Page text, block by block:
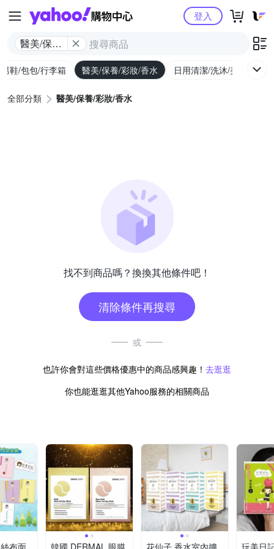
Yahoo購物中心
醫美/保養/
登入
鞋/包包/行李箱 醫美/保養/彩妝/香水 日用清潔/洗沐/美髮
全部分類 醫美/保養/彩妝/香水
找不到商品嗎？換換其他條件吧！
清除條件再搜尋
或
也許你會對這些價格優惠中的商品感興趣！ 去逛逛
你也能逛逛其他Yahoo服務的相關商品